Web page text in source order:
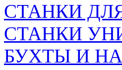
СТАНКИ
СТАНКИ
БУХТЫ И